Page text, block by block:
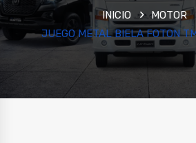
INICIO
MOTOR
JUEGO METAL BIELA FOTON